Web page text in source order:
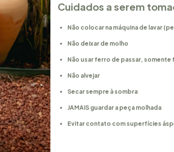
Cuidados a serem
Não colocar na máquina de lavar
Não deixar de molho
Não usar ferro de passar, somente
Não alvejar
Secar sempre à sombra
JAMAIS guardar a peça molhada
Evitar contato com superfícies